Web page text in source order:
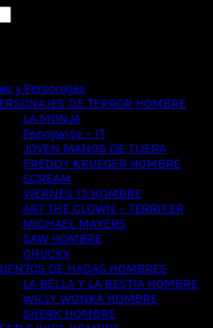
y Personajes
DE TERROR HOMBRE
LA MONJA
Pennywise – IT
JOVEN MANOS DE TIJERA
FREDDY KRUEGER HOMBRE
SCREAM
VIERNES 13 HOMBRE
ART THE CLOWN – TERRIFER
MICHAEL MAYERS
SAW HOMBRE
CHUCKY
DE HADAS HOMBRES
LA BELLA Y LA BESTIA HOMBRE
WILLY WONKA HOMBRE
SHERK HOMBRE